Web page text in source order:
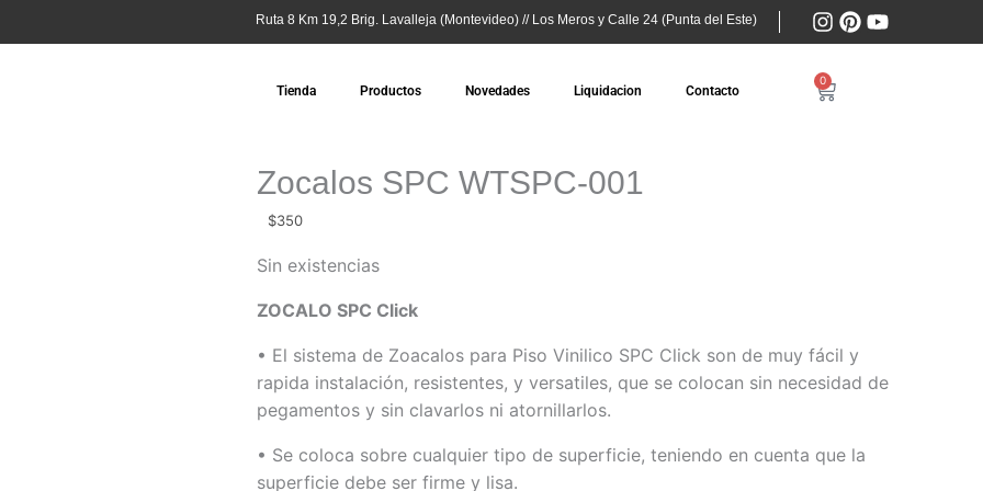
Ruta 8 Km 19,2 Brig. Lavalleja (Montevideo) // Los Meros y Calle 24 (Punta del Este)
I
n
t
a
P
i
Y
o
Tienda Productos Novedades Liquidacion Contacto
0
Cart
Zocalos SPC WTSPC-001
$350
Sin existencias
ZOCALO SPC Click
• El sistema de Zoacalos para Piso Vinilico SPC Click son de muy fácil y
rapida instalación, resistentes, y versatiles, que se colocan sin necesidad de
pegamentos y sin clavarlos ni atornillarlos.
• Se coloca sobre cualquier tipo de superficie, teniendo en cuenta que la
superficie debe ser firme y lisa.